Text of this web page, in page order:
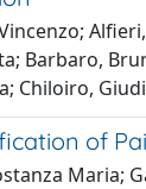
Barbaro,
Chiloiro,
of
Maria;